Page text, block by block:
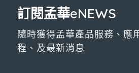
訂閱孟華eNEWS
隨時獲得孟華產品服務、應
程、及最新消息